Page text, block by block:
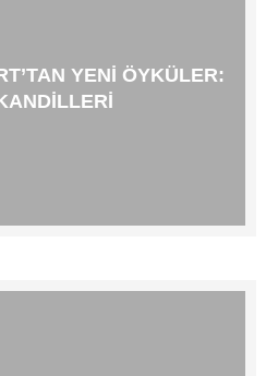
YENI ÖYKÜLER: